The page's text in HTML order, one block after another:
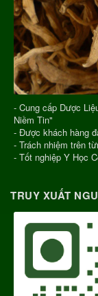
- Cung cấp Dược
Niềm Tin"
- Được khách hàng
- Trách nhiệm trên
- Tốt nghiệp Y Học
TRUY XUẤT